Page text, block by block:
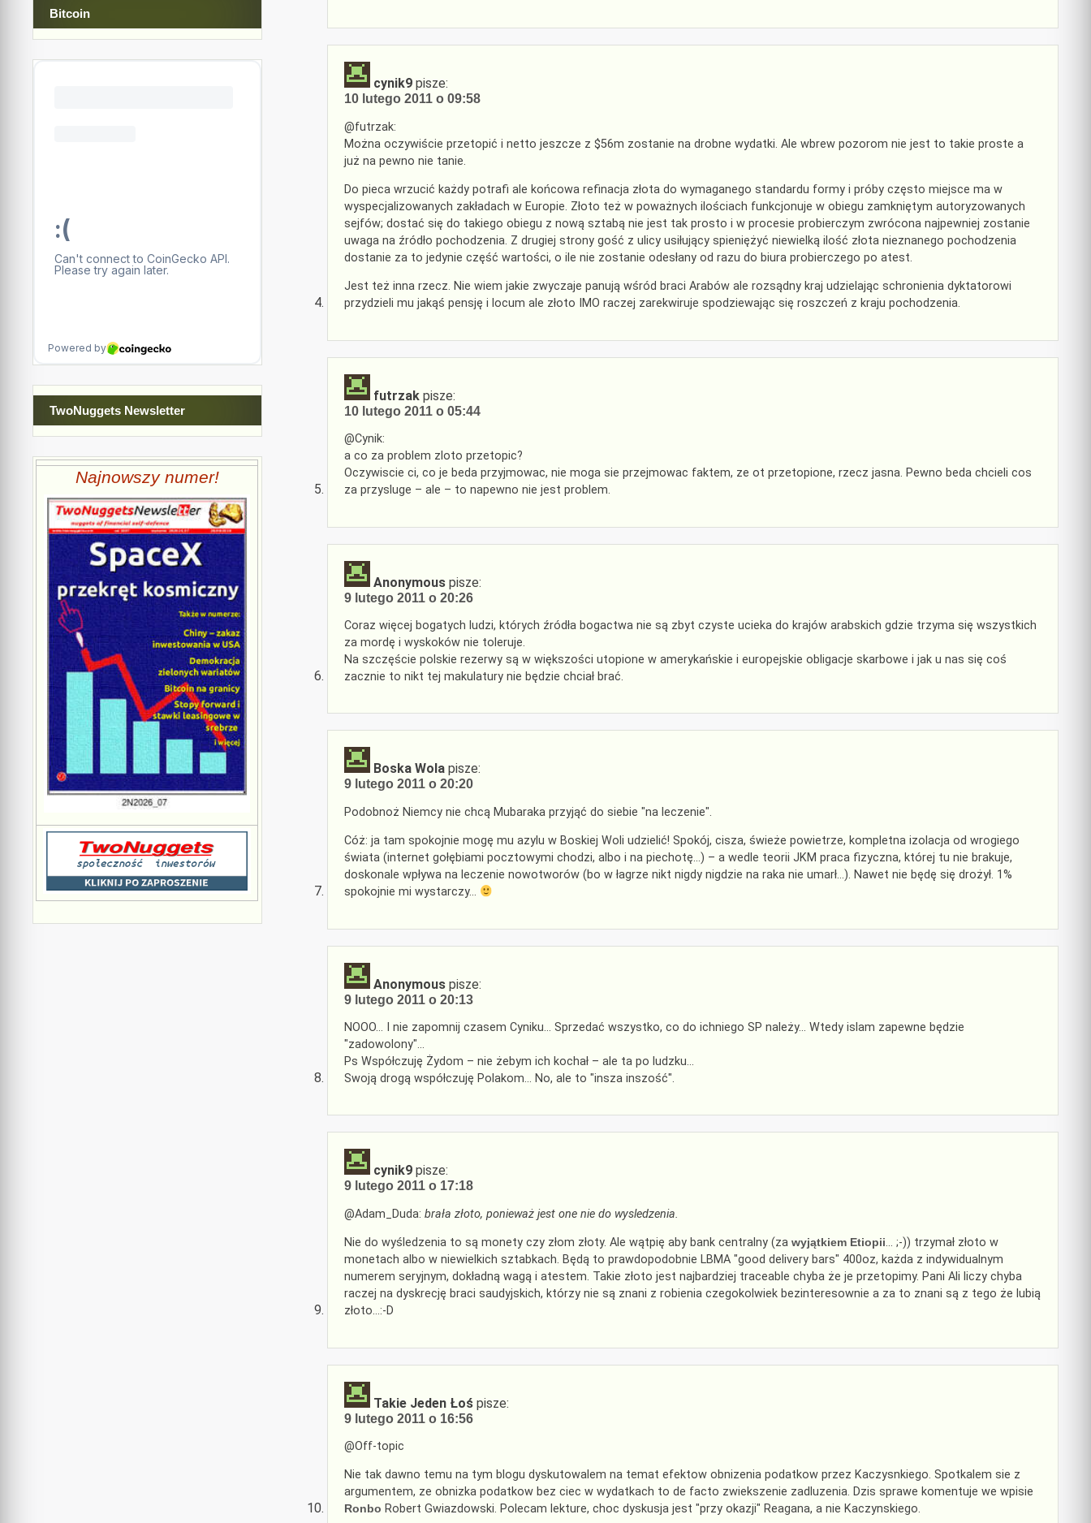
cynik9 pisze:
10 lutego 2011 o 09:58
@futrzak:
Można oczywiście przetopić i netto jeszcze z $56m zostanie na drobne wydatki. Ale wbrew pozorom nie jest to takie proste a
już na pewno nie tanie.
Do pieca wrzucić każdy potrafi ale końcowa refinacja złota do wymaganego standardu formy i próby często miejsce ma w
wyspecjalizowanych zakładach w Europie. Złoto też w poważnych ilościach funkcjonuje w obiegu zamkniętym autoryzowanych
sejfów; dostać się do takiego obiegu z nową sztabą nie jest tak prosto i w procesie probierczym zwrócona najpewniej zostanie
uwaga na źródło pochodzenia. Z drugiej strony gość z ulicy usiłujący spieniężyć niewielką ilość złota nieznanego pochodzenia
dostanie za to jedynie część wartości, o ile nie zostanie odesłany od razu do biura probierczego po atest.
Jest też inna rzecz. Nie wiem jakie zwyczaje panują wśród braci Arabów ale rozsądny kraj udzielając schronienia dyktatorowi
przydzieli mu jakąś pensję i locum ale złoto IMO raczej zarekwiruje spodziewając się roszczeń z kraju pochodzenia.
futrzak pisze:
10 lutego 2011 o 05:44
@Cynik:
a co za problem zloto przetopic?
Oczywiscie ci, co je beda przyjmowac, nie moga sie przejmowac faktem, ze ot przetopione, rzecz jasna. Pewno beda chcieli cos
za przysluge – ale – to napewno nie jest problem.
Anonymous pisze:
9 lutego 2011 o 20:26
Coraz więcej bogatych ludzi, których źródła bogactwa nie są zbyt czyste ucieka do krajów arabskich gdzie trzyma się wszystkich
za mordę i wyskoków nie toleruje.
Na szczęście polskie rezerwy są w większości utopione w amerykańskie i europejskie obligacje skarbowe i jak u nas się coś
zacznie to nikt tej makulatury nie będzie chciał brać.
Boska Wola pisze:
9 lutego 2011 o 20:20
Podobnoż Niemcy nie chcą Mubaraka przyjąć do siebie "na leczenie".
Cóż: ja tam spokojnie mogę mu azylu w Boskiej Woli udzielić! Spokój, cisza, świeże powietrze, kompletna izolacja od wrogiego
świata (internet gołębiami pocztowymi chodzi, albo i na piechotę…) – a wedle teorii JKM praca fizyczna, której tu nie brakuje,
doskonale wpływa na leczenie nowotworów (bo w łagrze nikt nigdy nigdzie na raka nie umarł…). Nawet nie będę się drożył. 1%
spokojnie mi wystarczy…
Anonymous pisze:
9 lutego 2011 o 20:13
NOOO… I nie zapomnij czasem Cyniku… Sprzedać wszystko, co do ichniego SP należy… Wtedy islam zapewne będzie
"zadowolony"…
Ps Współczuję Żydom – nie żebym ich kochał – ale ta po ludzku…
Swoją drogą współczuję Polakom… No, ale to "insza inszość".
cynik9 pisze:
9 lutego 2011 o 17:18
@Adam_Duda: brała złoto, ponieważ jest one nie do wysledzenia.
Nie do wyśledzenia to są monety czy złom złoty. Ale wątpię aby bank centralny (za wyjątkiem Etiopii… ;-)) trzymał złoto w
monetach albo w niewielkich sztabkach. Będą to prawdopodobnie LBMA "good delivery bars" 400oz, każda z indywidualnym
numerem seryjnym, dokładną wagą i atestem. Takie złoto jest najbardziej traceable chyba że je przetopimy. Pani Ali liczy chyba
raczej na dyskrecję braci saudyjskich, którzy nie są znani z robienia czegokolwiek bezinteresownie a za to znani są z tego że lubią
złoto…:-D
Takie Jeden Łoś pisze:
9 lutego 2011 o 16:56
@Off-topic
Nie tak dawno temu na tym blogu dyskutowalem na temat efektow obnizenia podatkow przez Kaczysnkiego. Spotkalem sie z
argumentem, ze obnizka podatkow bez ciec w wydatkach to de facto zwiekszenie zadluzenia. Dzis sprawe komentuje we wpisie
Ronbo Robert Gwiazdowski. Polecam lekture, choc dyskusja jest "przy okazji" Reagana, a nie Kaczynskiego.
Bitcoin
TwoNuggets Newsletter
Najnowszy numer!